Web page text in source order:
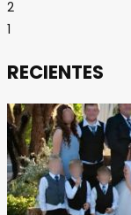
2
1
RECIENTES